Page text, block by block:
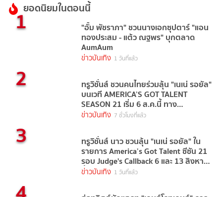
ยอดนิยมในตอนนี้
1 "อั้ม พัชราภา" ชวนนางเอกซุปตาร์ "แอน
ทองประสม - แต้ว ณฐพร" บุกตลาด
AumAum
ข่าวบันเทิง 1 วันที่แล้ว
2 ทรูวิชั่นส์ ชวนคนไทยร่วมลุ้น "เนเน่ รอยัล"
บนเวที AMERICA’S GOT TALENT
SEASON 21 เริ่ม 6 ส.ค.นี้ ทาง
TrueVisions NOW
ข่าวบันเทิง 7 ชั่วโมงที่แล้ว
3 ทรูวิชั่นส์ นาว ชวนลุ้น "เนเน่ รอยัล" ใน
รายการ America’s Got Talent ซีซัน 21
รอบ Judge's Callback 6 และ 13 สิงหาคม
นี้
ข่าวบันเทิง 1 วันที่แล้ว